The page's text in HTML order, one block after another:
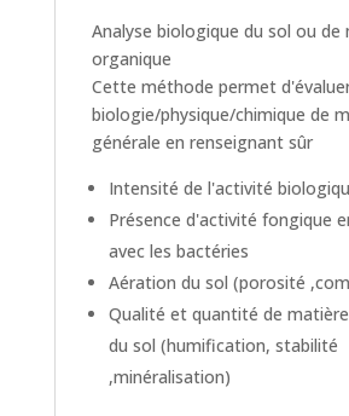
Analyse biologique du sol ou de
organique
Cette méthode permet
biologie/physique/chimique de
générale en renseignant sûr
Intensité de l'activité
Présence d'activité fongique
avec les bactéries
Aération du sol (porosité
Qualité et quantité de
du sol (humification, stabilité
,minéralisation)